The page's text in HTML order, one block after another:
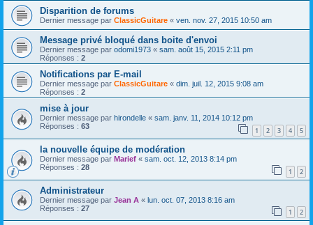
Disparition de forums
Dernier message par ClassicGuitare « ven. nov. 27, 2015 10:50 am
Message privé bloqué dans boite d'envoi
Dernier message par odomi1973 « sam. août 15, 2015 2:11 pm
Réponses : 2
Notifications par E-mail
Dernier message par ClassicGuitare « dim. juil. 12, 2015 9:08 am
Réponses : 2
mise à jour
Dernier message par hirondelle « sam. janv. 11, 2014 10:12 pm
Réponses : 63 1 2 3 4 5
la nouvelle équipe de modération
Dernier message par Marief « sam. oct. 12, 2013 8:14 pm
Réponses : 28 1 2
Administrateur
Dernier message par Jean A « lun. oct. 07, 2013 8:16 am
Réponses : 27 1 2